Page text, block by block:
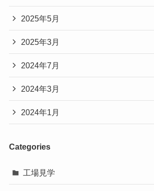
2025年5月
2025年3月
2024年7月
2024年3月
2024年1月
Categories
工場見学